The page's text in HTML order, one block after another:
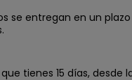
se entregan en un
tienes 15 días, desde